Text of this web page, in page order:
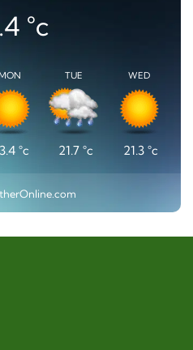
°c
°c
TUE
21.7°c
WED
21.3°c